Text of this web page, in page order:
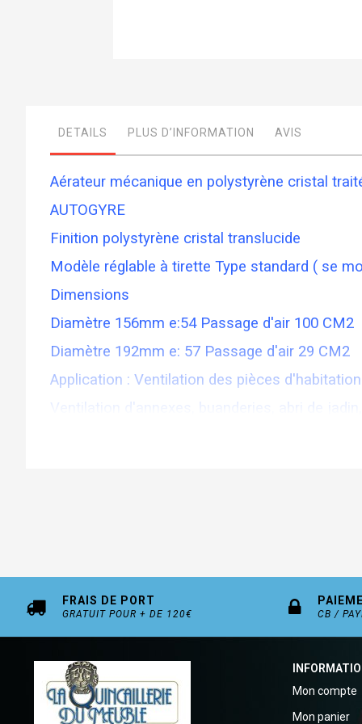
images
DETAILS
Aérateur mécanique en polystyrène cristal
AUTOGYRE
Finition polystyrène cristal translucide
Modèle réglable à tirette Type standard ( se
Dimensions
Diamètre 156mm e:54 Passage d'air 100 CM2
Diamètre 192mm e: 57 Passage d'air 29 CM2
Application : Ventilation des pièces
Ventilation d'annexes, buanderies, abri de jadin,
Montage sur vitre 4mm maxi : Installer le
PLUS D’INFORMATION AVIS
FRAIS DE PORT
GRATUIT POUR + DE 120€ CB /
Mon compte
Mon panier